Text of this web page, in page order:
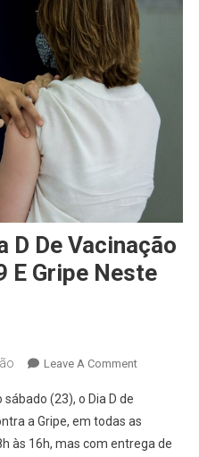
D De Vacinação
E Gripe Neste
Leave A CommentOn
Dia
D
(23), o Dia D de
a Gripe, em todas as
às 16h, mas com entrega de